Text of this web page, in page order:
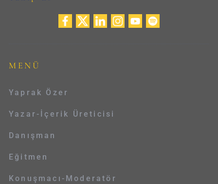
MENÜ
Yaprak Özer
Yazar-İçerik Üreticisi
Danışman
Eğitmen
Konuşmacı-Moderatör